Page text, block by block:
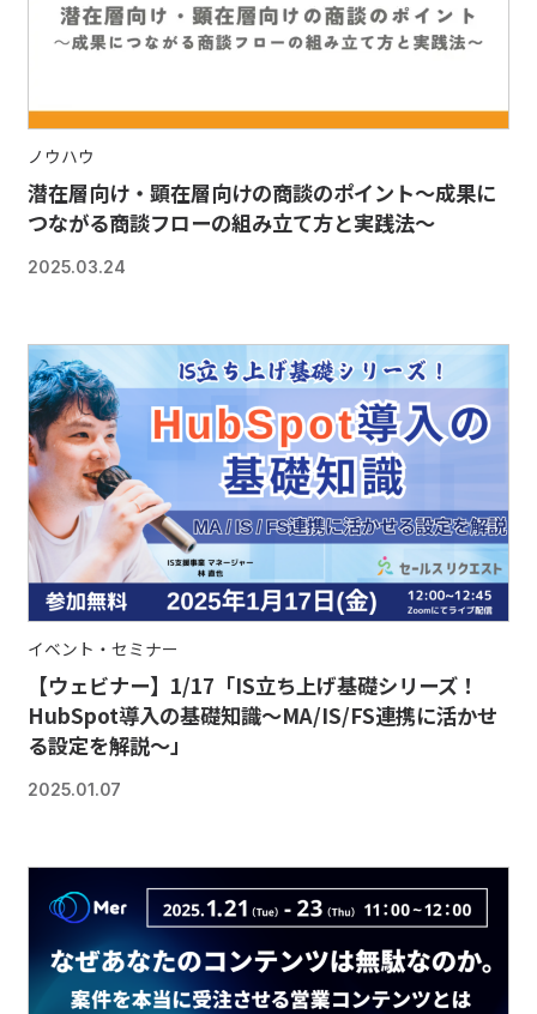
ノウハウ
潜在層向け・顕在層向けの商談のポイント～成果に
つながる商談フローの組み立て方と実践法〜
2025.03.24
イベント・セミナー
【ウェビナー】1/17「IS立ち上げ基礎シリーズ！
HubSpot導入の基礎知識～MA/IS/FS連携に活かせ
る設定を解説～」
2025.01.07